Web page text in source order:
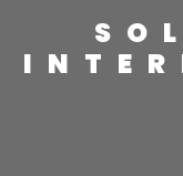
SOLIDARITÉ